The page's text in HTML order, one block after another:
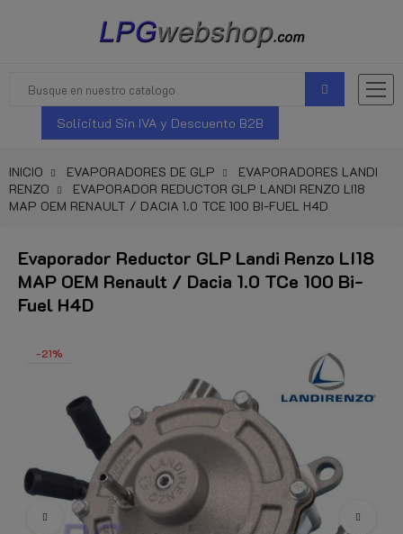
Solicitud Sin IVA y Descuento B2B
INICIO EVAPORADORES DE GLP
EVAPORADORES LANDI
RENZO
EVAPORADOR REDUCTOR GLP LANDI RENZO LI18
MAP OEM RENAULT / DACIA 1.0 TCE 100 BI-FUEL H4D
Evaporador Reductor GLP Landi Renzo LI18
MAP OEM Renault / Dacia 1.0 TCe 100 Bi-
Fuel H4D
-21%